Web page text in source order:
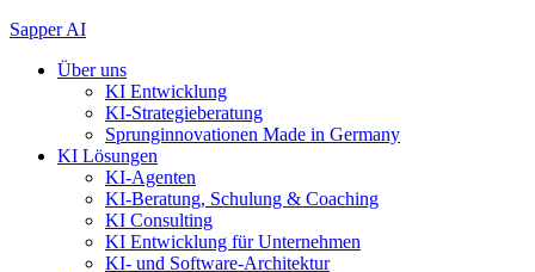
Zum
springen
Sapper AI
Über uns
KI Entwicklung
KI-Strategieberatung
Sprunginnovationen Made in Germany
KI Lösungen
KI-Agenten
KI-Beratung, Schulung & Coaching
KI Consulting
KI Entwicklung für Unternehmen
KI- und Software-Architektur